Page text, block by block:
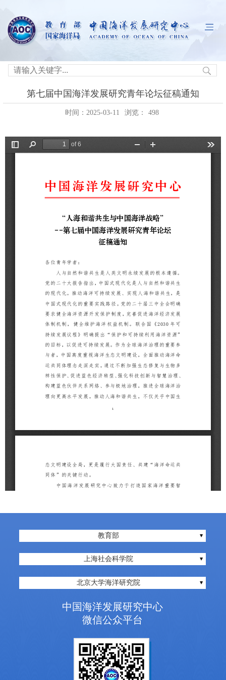
第七届中国海洋发展研究青年论坛征稿通知
时间：2025-03-11 浏览： 498
教育部
上海社会科学院
北京大学海洋研究院
中国海洋发展研究中心
微信公众平台